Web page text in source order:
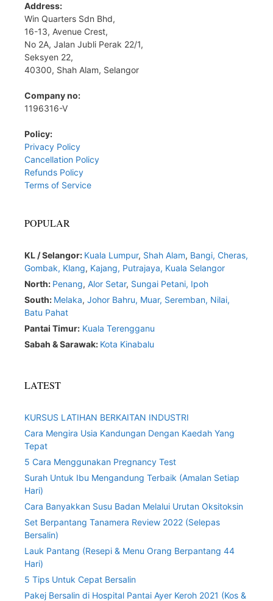
Address:
Win Quarters Sdn Bhd,
16-13, Avenue Crest,
No 2A, Jalan Jubli Perak 22/1,
Seksyen 22,
40300, Shah Alam, Selangor
Company no:
1196316-V
Policy:
Privacy Policy
Cancellation Policy
Refunds Policy
Terms of Service
POPULAR
KL / Selangor: Kuala Lumpur, Shah Alam, Bangi, Cheras,
Gombak, Klang, Kajang, Putrajaya, Kuala Selangor
North: Penang, Alor Setar, Sungai Petani, Ipoh
South: Melaka, Johor Bahru, Muar, Seremban, Nilai,
Batu Pahat
Pantai Timur: Kuala Terengganu
Sabah & Sarawak: Kota Kinabalu
LATEST
KURSUS LATIHAN BERKAITAN INDUSTRI
Cara Mengira Usia Kandungan Dengan Kaedah Yang
Tepat
5 Cara Menggunakan Pregnancy Test
Surah Untuk Ibu Mengandung Terbaik (Amalan Setiap
Hari)
Cara Banyakkan Susu Badan Melalui Urutan Oksitoksin
Set Berpantang Tanamera Review 2022 (Selepas
Bersalin)
Lauk Pantang (Resepi & Menu Orang Berpantang 44
Hari)
5 Tips Untuk Cepat Bersalin
Pakej Bersalin di Hospital Pantai Ayer Keroh 2021 (Kos &